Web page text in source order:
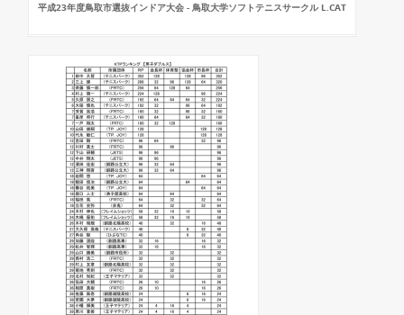
平成23年度鳥取市選抜インドア大会 - 鳥取大学ソフトテニスサークル L.CAT